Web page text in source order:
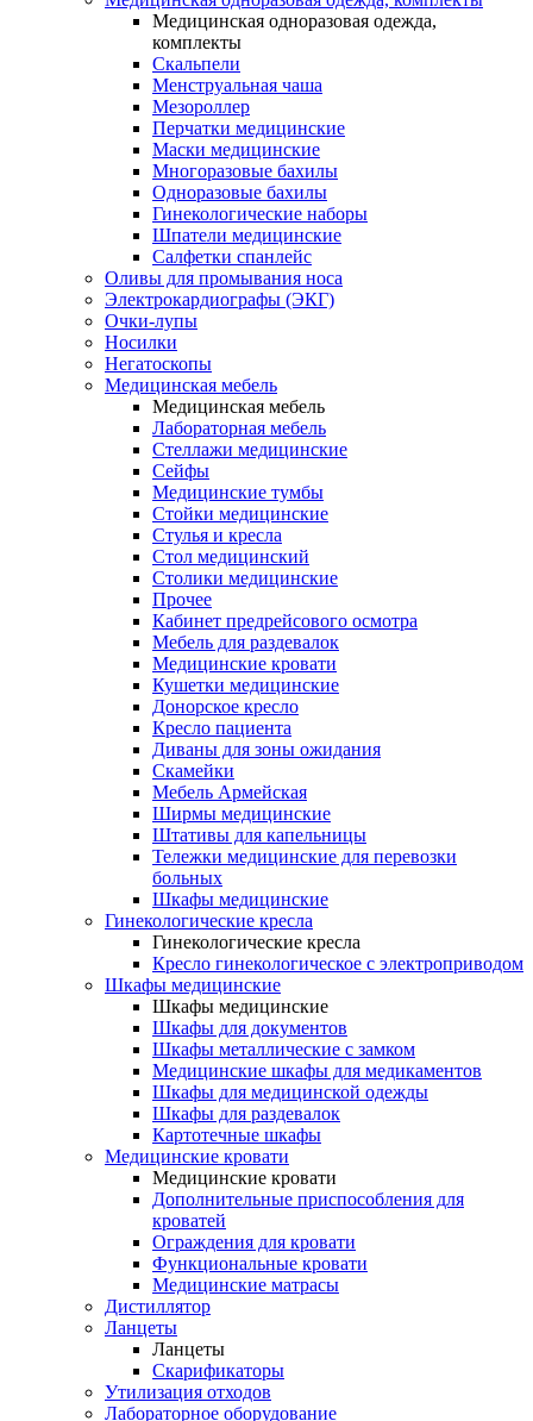
Медицинская одноразовая одежда,
комплекты
Скальпели
Менструальная чаша
Мезороллер
Перчатки медицинские
Маски медицинские
Многоразовые бахилы
Одноразовые бахилы
Гинекологические наборы
Шпатели медицинские
Салфетки спанлейс
Оливы для промывания носа
Электрокардиографы (ЭКГ)
Очки-лупы
Носилки
Негатоскопы
Медицинская мебель
Медицинская мебель
Лабораторная мебель
Стеллажи медицинские
Сейфы
Медицинские тумбы
Стойки медицинские
Cтулья и кресла
Стол медицинский
Столики медицинские
Прочее
Кабинет предрейсового осмотра
Мебель для раздевалок
Медицинские кровати
Кушетки медицинские
Донорское кресло
Кресло пациента
Диваны для зоны ожидания
Скамейки
Мебель Армейская
Ширмы медицинские
Штативы для капельницы
Тележки медицинские для перевозки
больных
Шкафы медицинские
Гинекологические кресла
Гинекологические кресла
Кресло гинекологическое с электроприводом
Шкафы медицинские
Шкафы медицинские
Шкафы для документов
Шкафы металлические с замком
Медицинские шкафы для медикаментов
Шкафы для медицинской одежды
Шкафы для раздевалок
Картотечные шкафы
Медицинские кровати
Медицинские кровати
Дополнительные приспособления для
кроватей
Ограждения для кровати
Функциональные кровати
Медицинские матрасы
Дистиллятор
Ланцеты
Ланцеты
Скарификаторы
Утилизация отходов
Лабораторное оборудование